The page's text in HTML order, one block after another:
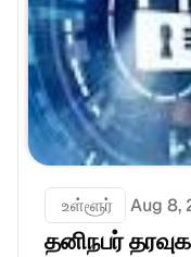
உள்ளூர் Aug 8,
தனிநபர்